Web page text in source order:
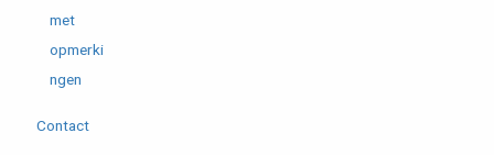
met
opmerki
ngen
Contact